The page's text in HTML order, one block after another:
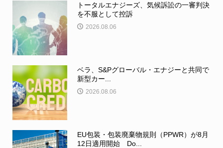
トータルエナジーズ、気候訴訟の一審判決
を不服として控訴
2026.08.06
ベラ、S&Pグローバル・エナジーと共同で
新型カー...
2026.08.06
EU包装・包装廃棄物規則（PPWR）が8月
12日適用開始 Do...